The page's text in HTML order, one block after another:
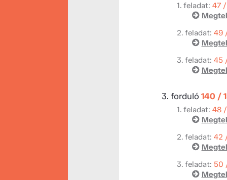
1. feladat: 47
2. feladat: 49
3. feladat: 45
3. forduló 140 /
1. feladat: 48
2. feladat: 42
3. feladat: 50